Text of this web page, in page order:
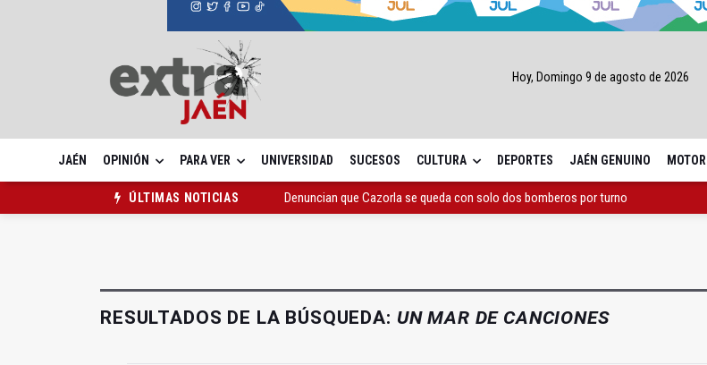
Hoy, Domingo 9 de agosto de 2026
JAÉN OPINIÓN PARA VER UNIVERSIDAD SUCESOS CULTURA DEPORTES JAÉN GENUINO MOTOR
ÚLTIMAS NOTICIAS
Denuncian que Cazorla se queda con solo dos bomberos por turno
RESULTADOS DE LA BÚSQUEDA: UN MAR DE CANCIONES